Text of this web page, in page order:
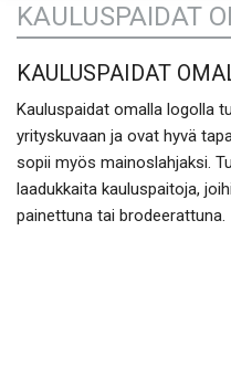
KAULUSPAIDAT
KAULUSPAIDAT
Kauluspaidat omalla logolla
yrityskuvaan ja ovat hyvä
sopii myös mainoslahjaksi.
laadukkaita kauluspaitoja,
painettuna tai brodeerattuna.